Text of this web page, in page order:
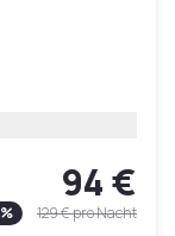
94 €
% 129 €pro Nacht